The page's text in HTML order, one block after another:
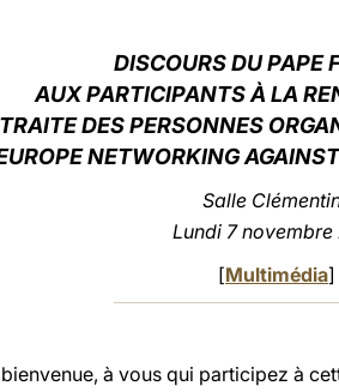
DISCOURS DU PAPE
AUX PARTICIPANTS À LA
TRAITE DES PERSONNES
NETWORKING
Salle
Lundi 7 novembre
[Multimédia]
à vous qui participez à